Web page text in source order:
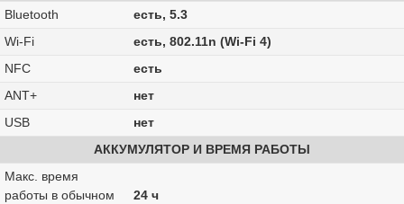
Bluetooth
есть, 5.3
Wi-Fi
есть, 802.11n (Wi-Fi 4)
NFC
есть
ANT+
нет
USB
нет
АККУМУЛЯТОР И ВРЕМЯ РАБОТЫ
Макс. время
работы в обычном
24 ч